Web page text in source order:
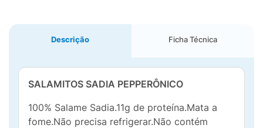
Descrição Ficha Técnica
SALAMITOS SADIA PEPPERÔNICO
100% Salame Sadia.11g de proteína.Mata a
fome.Não precisa refrigerar.Não contém